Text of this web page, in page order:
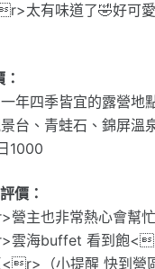
太有味道了🤣好可
年四季皆宜的露營
台、青蛙石、錦屏
1000
價：
營主也非常熱心會
雲海buffet 看到飽
（小提醒 快到營